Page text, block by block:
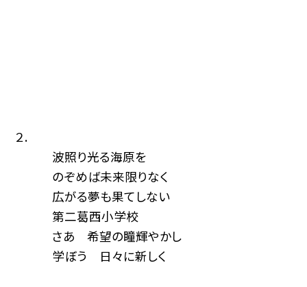
２.
波照り光る海原を
のぞめば未来限りなく
広がる夢も果てしない
第二葛西小学校
さあ 希望の瞳輝やかし
学ぼう 日々に新しく